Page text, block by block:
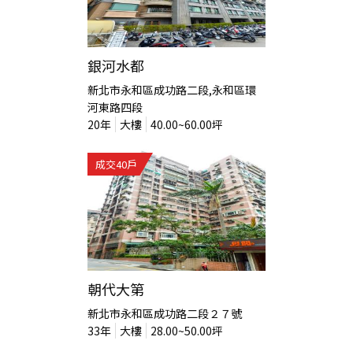
銀河水都
新北市永和區成功路二段,永和區環
河東路四段
20年 大樓 40.00~60.00坪
成交40戶
朝代大第
新北市永和區成功路二段２７號
33年 大樓 28.00~50.00坪